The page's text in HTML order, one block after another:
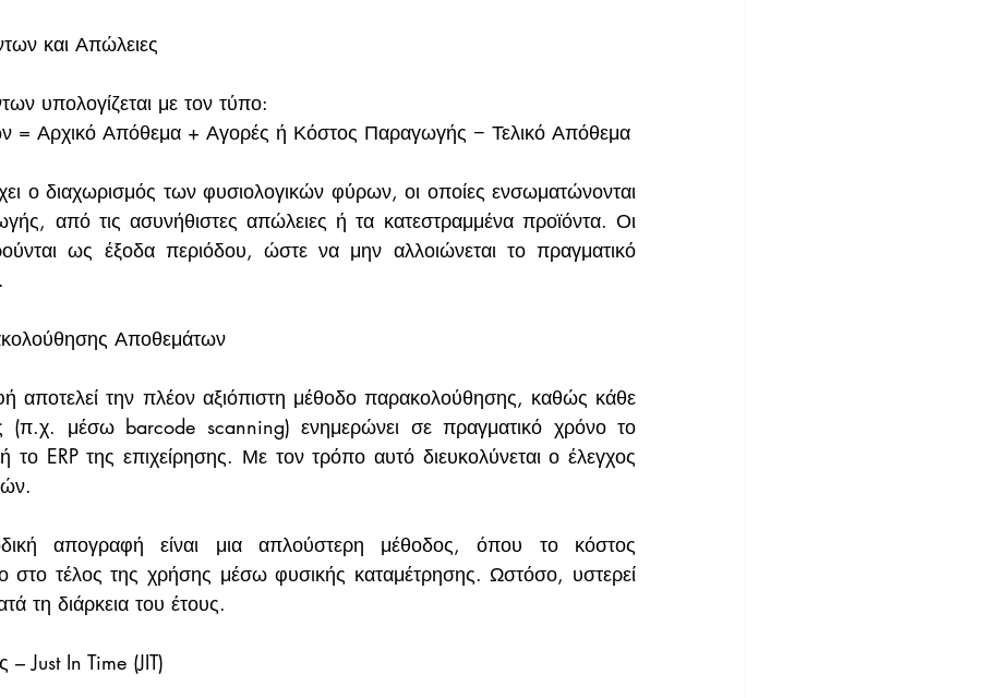
και Απώλειες
υπολογίζεται με τον τύπο:
= Αρχικό Απόθεμα + Αγορές ή Κόστος Παραγωγής − Τελικό Απόθεμα
ο διαχωρισμός των φυσιολογικών φύρων, οι οποίες ενσωματώνονται
από τις ασυνήθιστες απώλειες ή τα κατεστραμμένα προϊόντα. Οι
ως έξοδα περιόδου, ώστε να μην αλλοιώνεται το πραγματικό
Αποθεμάτων
αποτελεί την πλέον αξιόπιστη μέθοδο παρακολούθησης, καθώς κάθε
(π.χ. μέσω barcode scanning) ενημερώνει σε πραγματικό χρόνο το
το ERP της επιχείρησης. Με τον τρόπο αυτό διευκολύνεται ο έλεγχος
απογραφή είναι μια απλούστερη μέθοδος, όπου το κόστος
στο τέλος της χρήσης μέσω φυσικής καταμέτρησης. Ωστόσο, υστερεί
τη διάρκεια του έτους.
– Just In Time (JIT)